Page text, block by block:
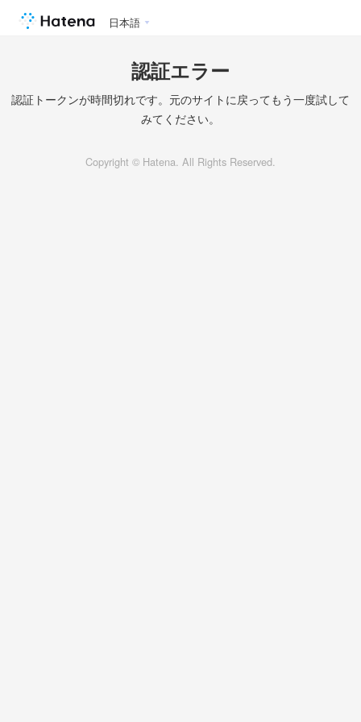
日本語
認証エラー
認証トークンが時間切れです。元のサイトに戻ってもう一度試して
みてください。
Copyright © Hatena. All Rights Reserved.